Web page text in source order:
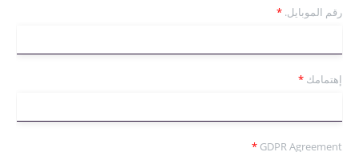
رقم الموبايل. *
إهتمامك *
GDPR Agreement
*